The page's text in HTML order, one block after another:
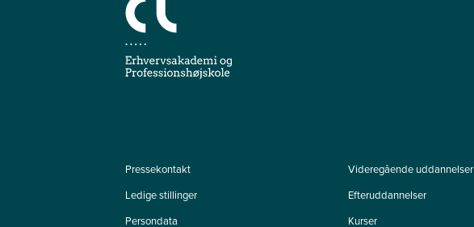
Pressekontakt
Ledige stillinger
Persondata
Videregående uddannelser
Efteruddannelser
Kurser